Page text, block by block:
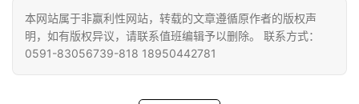
佛
教
人
物
本网站属于非赢利性网站，转载的文章遵循原作者的版权声
明，如有版权异议，请联系值班编辑予以删除。 联系方式：
0591-83056739-818 18950442781